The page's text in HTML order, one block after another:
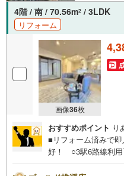
4階 / 南 / 70.56m2 / 3LDK
リフォーム
画像36枚
おすすめポイント り
■リフォーム済みで
好！ ○3駅6路線利